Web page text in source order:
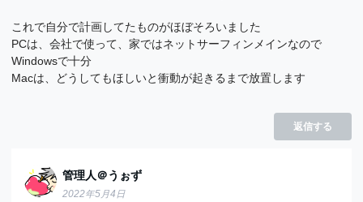
これで自分で計画してたものがほぼそろいました
PCは、会社で使って、家ではネットサーフィンメインなので
Windowsで十分
Macは、どうしてもほしいと衝動が起きるまで放置します
返信する
管理人＠うぉず
2022年5月4日